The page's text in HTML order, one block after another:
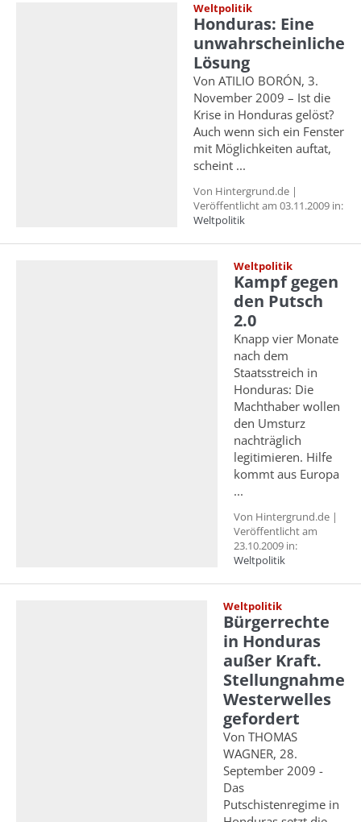
Weltpolitik
Honduras: Eine
unwahrscheinliche
Lösung
Von ATILIO BORÓN, 3.
November 2009 – Ist die
Krise in Honduras gelöst?
Auch wenn sich ein Fenster
mit Möglichkeiten auftat,
scheint ...
Von Hintergrund.de |
Veröffentlicht am 03.11.2009 in:
Weltpolitik
Weltpolitik
Kampf gegen
den Putsch
2.0
Knapp vier Monate
nach dem
Staatsstreich in
Honduras: Die
Machthaber wollen
den Umsturz
nachträglich
legitimieren. Hilfe
kommt aus Europa
...
Von Hintergrund.de |
Veröffentlicht am
23.10.2009 in:
Weltpolitik
Weltpolitik
Bürgerrechte
in Honduras
außer Kraft.
Stellungnahme
Westerwelles
gefordert
Von THOMAS
WAGNER, 28.
September 2009 -
Das
Putschistenregime in